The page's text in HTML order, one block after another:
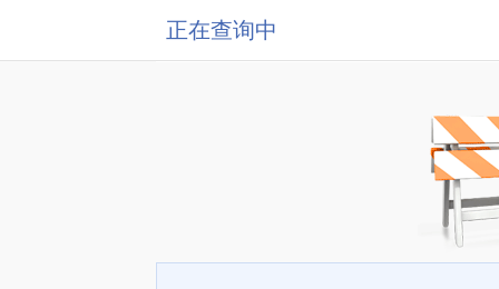
正在查询中